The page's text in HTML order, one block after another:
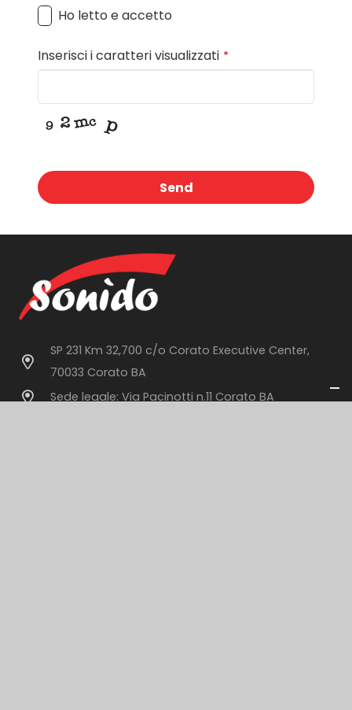
Ho letto e accetto
Inserisci i caratteri visualizzati *
Send
should
be
left
SP 231 Km 32,700 c/o Corato Executive Center,
70033 Corato BA
Sede legale: Via Pacinotti n.11 Corato BA